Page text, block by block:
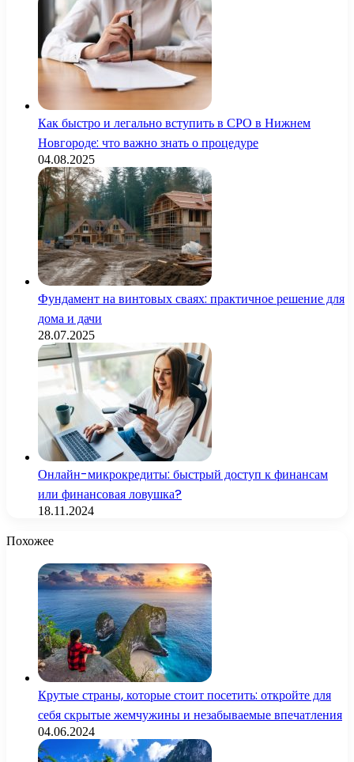
Как быстро и легально вступить в СРО в Нижнем
Новгороде: что важно знать о процедуре
04.08.2025
Фундамент на винтовых сваях: практичное решение для
дома и дачи
28.07.2025
Онлайн-микрокредиты: быстрый доступ к финансам
или финансовая ловушка?
18.11.2024
Похожее
Крутые страны, которые стоит посетить: откройте для
себя скрытые жемчужины и незабываемые впечатления
04.06.2024